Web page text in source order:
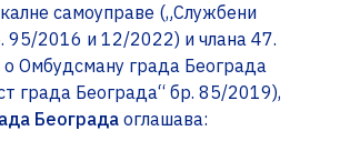
самоуправе („Службени
95/2016 и 12/2022) и члана 47.
о Омбудсману града Београда
града Београда“ бр. 85/2019),
Београда оглашава: